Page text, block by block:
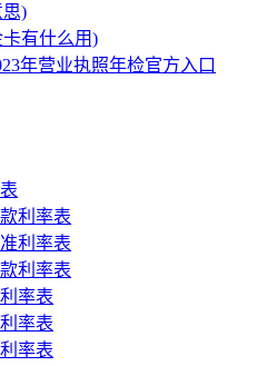
)
有什么用)
年营业执照年检官方入口
利率表
利率表
利率表
率表
率表
率表